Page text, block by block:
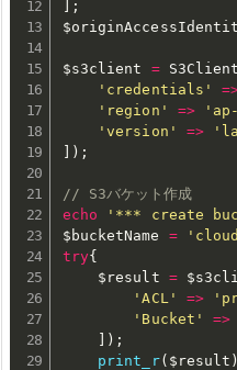
;
$s3client = S3Client
'credentials'
=
'region'
=>
'version'
=>
) ;
// S3バケット作成
echo
'*** create
$bucketName
=
try{
$result =
'ACL'
=>
'Bucket'
=>
) ;
print_r( $result )